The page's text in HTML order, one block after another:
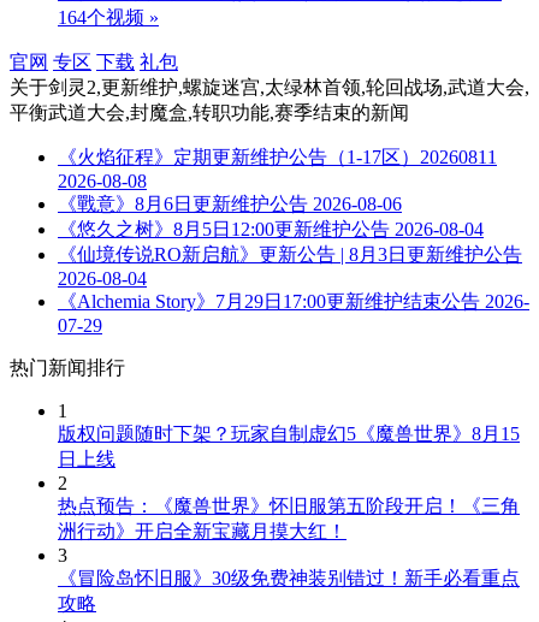
164个视频 »
官网 专区 下载 礼包
关于剑灵2,更新维护,螺旋迷宫,太绿林首领,轮回战场,武道大会,
平衡武道大会,封魔盒,转职功能,赛季结束的新闻
《火焰征程》定期更新维护公告（1-17区）20260811
2026-08-08
《戰意》8月6日更新维护公告 2026-08-06
《悠久之树》8月5日12:00更新维护公告 2026-08-04
《仙境传说RO新启航》更新公告 | 8月3日更新维护公告
2026-08-04
《Alchemia Story》7月29日17:00更新维护结束公告 2026-
07-29
热门新闻排行
1
版权问题随时下架？玩家自制虚幻5《魔兽世界》8月15
日上线
2
热点预告：《魔兽世界》怀旧服第五阶段开启！《三角
洲行动》开启全新宝藏月摸大红！
3
《冒险岛怀旧服》30级免费神装别错过！新手必看重点
攻略